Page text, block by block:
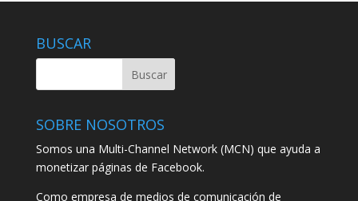
BUSCAR
SOBRE NOSOTROS
Somos una Multi-Channel Network (MCN) que ayuda a
monetizar páginas de Facebook.
Como empresa de medios de comunicación de